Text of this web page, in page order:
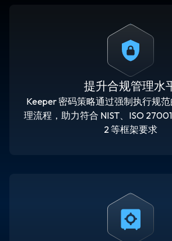
提升合规管理水
Keeper 密码策略通过强制执行规
理流程，助力符合 NIST、ISO 27001
2 等框架要求